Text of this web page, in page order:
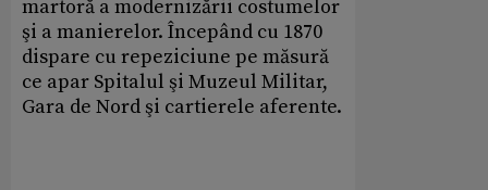
martoră a modernizării costumelor
şi a manierelor. Începând cu 1870
dispare cu repeziciune pe măsură
ce apar Spitalul şi Muzeul Militar,
Gara de Nord şi cartierele aferente.